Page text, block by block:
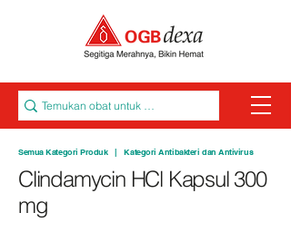
Semua Kategori Produk |Kategori Antibakteri dan Antivirus
Clindamycin HCl Kapsul 300
mg